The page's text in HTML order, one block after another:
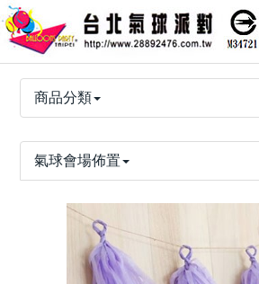
商品分類
氣球會場佈置